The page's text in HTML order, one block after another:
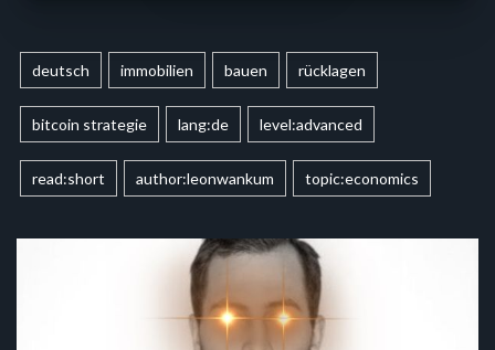
deutsch immobilien bauen rücklagen
bitcoin strategie lang:de level:advanced
read:short author:leonwankum topic:economics